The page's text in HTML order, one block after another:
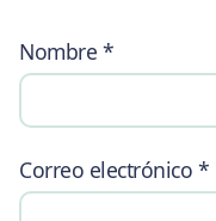
Nombre *
Correo electrónico *